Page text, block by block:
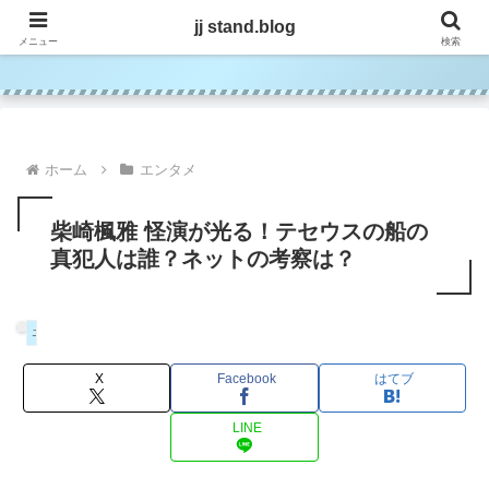
jj stand.blog
ホーム エンタメ
柴崎楓雅 怪演が光る！テセウスの船の
真犯人は誰？ネットの考察は？
エンタメ
X Facebook はてブ
LINE
メニュー
jj stand.blog
検索